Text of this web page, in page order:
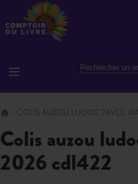
Allez au contenu
Rechercher
COLIS AUZOU LUDOC 24VOL
colis auzou ludoc 24vol mars
2026 cdl422